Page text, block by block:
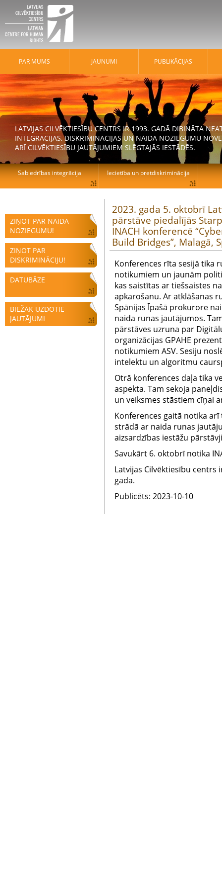
ZIŅOT PAR NAIDA
NOZIEGUMU!
ZIŅOT PAR
DISKRIMINĀCIJU!
DATUBĀZE
BIEŽĀK UZDOTIE
JAUTĀJUMI
2023. gada 5. oktobrī
pārstāve piedalījās
INACH konferencē
Build Bridges”, Malagā,
Konferences rīta sesijā tika
notikumiem un jaunām
kas saistītas ar tiešsaistes
apkarošanu. Ar atklāšanas
Spānijas Īpašā prokurore
naida runas jautājumos.
pārstāves uzruna par
organizācijas GPAHE
notikumiem ASV. Sesiju
intelektu un algoritmu
Otrā konferences daļa tika
aspekta. Tam sekoja
un veiksmes stāstiem cīņai
Konferences gaitā notika
strādā ar naida runas
aizsardzības iestāžu
Savukārt 6. oktobrī notika
Latvijas Cilvēktiesību centrs
gada.
Publicēts: 2023-10-10
PAR MUMS JAUNUMI PUBLIKĀCIJAS
LATVIJAS CILVĒKTIESĪBU CENTRS IR 1993. GADĀ DIBINĀTA
INTEGRĀCIJAS, DISKRIMINĀCIJAS UN NAIDA NOZIEGUMU
ARĪ CILVĒKTIESĪBU JAUTĀJUMIEM SLĒGTAJĀS IESTĀDĒS.
Sabiedrības integrācija Iecietība un pretdiskriminācija